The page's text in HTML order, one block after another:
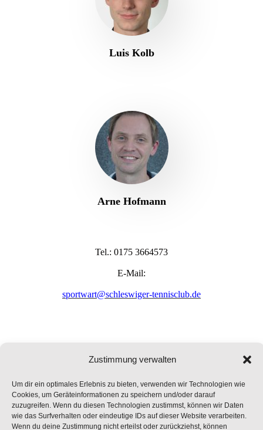
Zustimmung verwalten
Um dir ein optimales Erlebnis zu bieten, verwenden wir Technologien wie
Cookies, um Geräteinformationen zu speichern und/oder darauf
zuzugreifen. Wenn du diesen Technologien zustimmst, können wir Daten
wie das Surfverhalten oder eindeutige IDs auf dieser Website verarbeiten.
Wenn du deine Zustimmung nicht erteilst oder zurückziehst, können
Luis Kolb
Arne Hofmann
Tel.: 0175 3664573
E-Mail:
sportwart@schleswiger-tennisclub.de